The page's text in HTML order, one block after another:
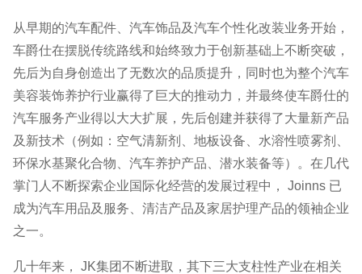
从早期的汽车配件、汽车饰品及汽车个性化改装业务开始，
车爵仕在摆脱传统路线和始终致力于创新基础上不断突破，
先后为自身创造出了无数次的品质提升，同时也为整个汽车
美容装饰养护行业赢得了巨大的推动力，并最终使车爵仕的
汽车服务产业得以大大扩展，先后创建并获得了大量新产品
及新技术（例如：空气清新剂、地板设备、水溶性喷雾剂、
环保水基聚化合物、汽车养护产品、潜水装备等）。在几代
掌门人不断探索企业国际化经营的发展过程中， Joinns 已
成为汽车用品及服务、清洁产品及家居护理产品的领袖企业
之一。
几十年来， JK集团不断进取，其下三大支柱性产业在相关